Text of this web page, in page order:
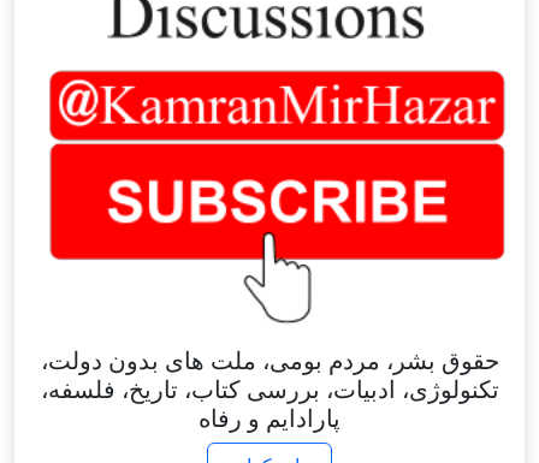
حقوق بشر، مردم بومی، ملت های بدون دولت،
تکنولوژی، ادبیات، بررسی کتاب، تاریخ، فلسفه،
پارادایم و رفاه